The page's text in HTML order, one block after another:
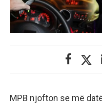
MPB njofton se më